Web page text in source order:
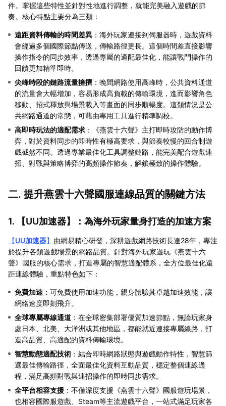
件。掌握這些特性並針對性地進行調整，就能完美融入遊戲的節
奏。核心特點主要分為三類：
遠距資料傳輸的時間差異 ：海外玩家連接到伺服器時，遊戲資料
會經過多個國際節點傳送，傳輸路徑更長。這個時間差直接影響
操作指令的同步效率，透過專屬的適配最佳化，能讓戰鬥操作的
回饋更加精準即時。
尖峰時段的鏈路流量擁擠：晚間網路使用高峰時，公共資料通道
的流量會大幅增加，容易形成高負載的傳輸環境，進而影響角色
移動、招式釋放與場景載入等畫面的同步順暢度。這類情況是公
共網路通道的常態，可藉由專用工具進行精準調校。
高即時玩法的適配需求 ：《燕雲十六聲》主打即時攻防的動作博
弈，對於資料同步的即時性有極高要求，與節奏較慢的回合制遊
戲截然不同。透過專業最佳化工具調整鏈路，能完美配合遊戲連
招、對戰與策略博弈的高頻操作節奏，解鎖極致的操作體驗。
二. 提升燕雲十六聲國服連線品質的關鍵方法
1. 【UU加速器】：為海外玩家量身打造的加速方案
【UU加速器】 由網易精心研發，深耕遊戲網路技術長達28年，專注
於提升各類遊戲場景的網路品質。針對海外玩家遊玩《燕雲十六
聲》國服的核心需求，打造專屬的智慧適配體系，全方位最佳化遠
距連線體驗，重點特色如下：
免費加速 ：可免費使用加速功能，親身體驗其卓越加速效能，讓
網絡速度即刻飛升。
全球專屬專線通道 ：在全球密集部署優質加速節點，無論玩家身
處日本、北美、大洋洲或其他地區，都能就近連接專屬線路，打
造高品質、高適配的資料傳輸環境。
智慧動態適配技術 ：結合即時網路狀態與遊戲動作特性，智慧篩
選最佳傳輸路徑，全面最佳化資料互動品質，穩定整個連線過
程，滿足高頻對戰與連招操作的即時同步需求。
全平台相容支援 ：不僅深度支援《燕雲十六聲》國服遊玩場景，
也相容國際服遊戲、Steam等主流遊戲平台，一站式滿足玩家各